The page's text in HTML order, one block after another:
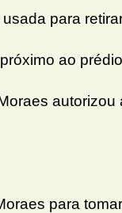
para
ao prédio
autorizou
para tomar